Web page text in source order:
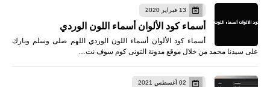
13 فبراير 2020
أسماء كود الألوان أسماء اللون الوردي
أسماء كود الألوان أسماء اللون الوردي اللهم صلى وسلم وبارك
على سيدنا محمد من خلال موقع مدونة التونى كوم سوف نت…
02 أغسطس 2021